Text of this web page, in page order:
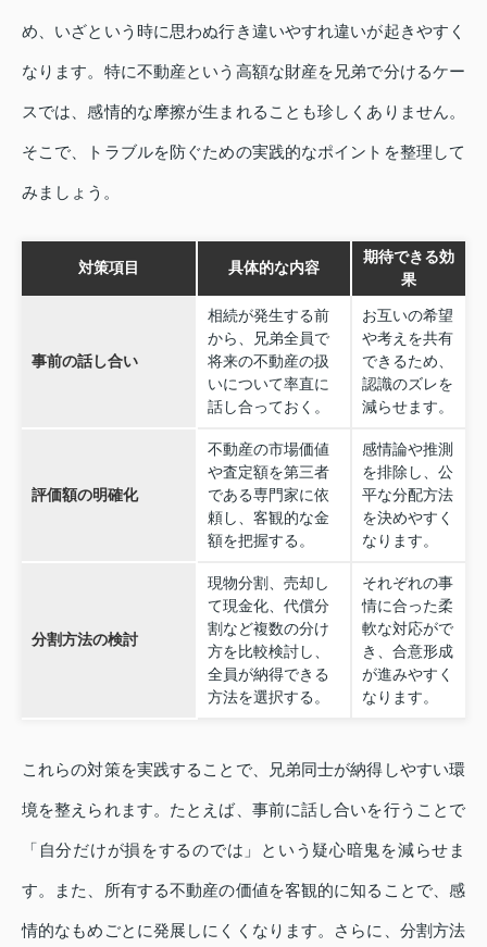
め、いざという時に思わぬ行き違いやすれ違いが起きやすく
なります。特に不動産という高額な財産を兄弟で分けるケー
スでは、感情的な摩擦が生まれることも珍しくありません。
そこで、トラブルを防ぐための実践的なポイントを整理して
みましょう。
対策項目 具体的な内容
期待できる効
果
事前の話し合い
相続が発生する前
から、兄弟全員で
将来の不動産の扱
いについて率直に
話し合っておく。
お互いの希望
や考えを共有
できるため、
認識のズレを
減らせます。
評価額の明確化
不動産の市場価値
や査定額を第三者
である専門家に依
頼し、客観的な金
額を把握する。
感情論や推測
を排除し、公
平な分配方法
を決めやすく
なります。
分割方法の検討
現物分割、売却し
て現金化、代償分
割など複数の分け
方を比較検討し、
全員が納得できる
方法を選択する。
それぞれの事
情に合った柔
軟な対応がで
き、合意形成
が進みやすく
なります。
これらの対策を実践することで、兄弟同士が納得しやすい環
境を整えられます。たとえば、事前に話し合いを行うことで
「自分だけが損をするのでは」という疑心暗鬼を減らせま
す。また、所有する不動産の価値を客観的に知ることで、感
情的なもめごとに発展しにくくなります。さらに、分割方法